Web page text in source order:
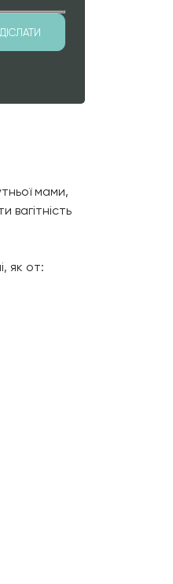
мами,
вагітність
як от: